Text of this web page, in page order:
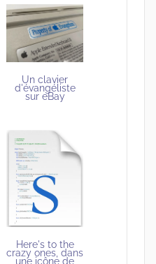
Un clavier
d'évangéliste
sur eBay
Here's to the
crazy ones, dans
une icône de